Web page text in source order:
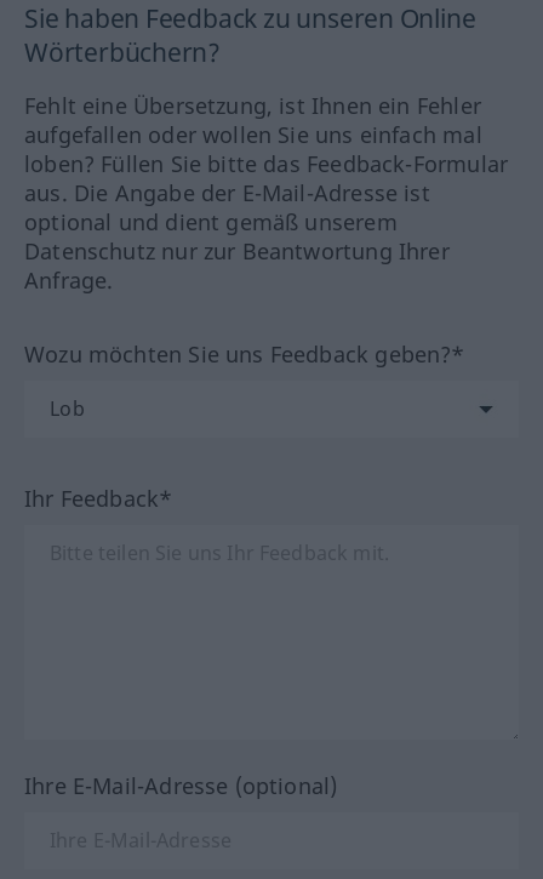
Sie haben Feedback zu unseren Online
Wörterbüchern?
Fehlt eine Übersetzung, ist Ihnen ein Fehler
aufgefallen oder wollen Sie uns einfach mal
loben? Füllen Sie bitte das Feedback-Formular
aus. Die Angabe der E-Mail-Adresse ist
optional und dient gemäß unserem
Datenschutz nur zur Beantwortung Ihrer
Anfrage.
Wozu möchten Sie uns Feedback geben?*
Ihr Feedback*
Ihre E-Mail-Adresse (optional)